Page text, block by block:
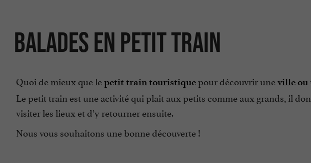
Balades en Petit Train
Quoi de mieux que lepetit train touristiquepour découvrir uneville ou
Le petit train est une activité qui plait aux petits comme aux grands, il
visiter les lieux et d’y retourner ensuite.
Nous vous souhaitons une bonne découverte !